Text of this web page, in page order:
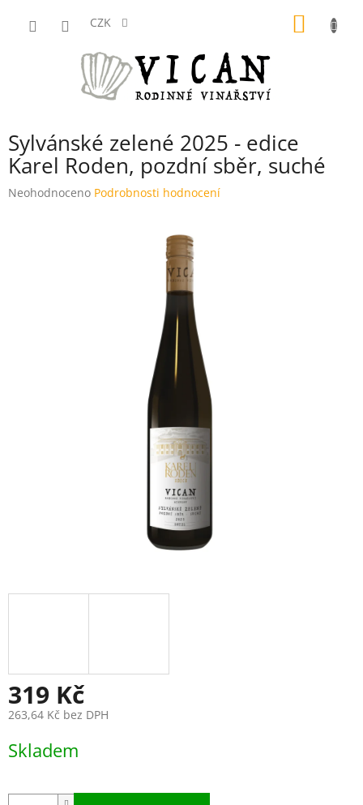
CZK
Sylvánské zelené 2025 - edice
Karel Roden, pozdní sběr, suché
Průměrné
Neohodnoceno Podrobnosti hodnocení
319 Kč
263,64 Kč bez DPH
cena:
Skladem